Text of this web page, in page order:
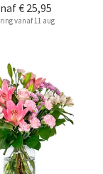
€ 25,95
vanaf 11 aug